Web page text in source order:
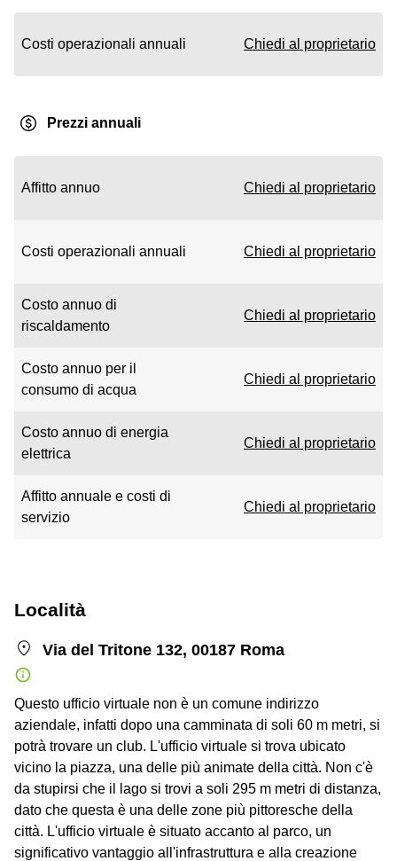
Costi operazionali annuali Chiedi al proprietario
Prezzi annuali
Affitto annuo Chiedi al proprietario
Costi operazionali annuali Chiedi al proprietario
Costo annuo di
riscaldamento
Chiedi al proprietario
Costo annuo per il
consumo di acqua
Chiedi al proprietario
Costo annuo di energia
elettrica
Chiedi al proprietario
Affitto annuale e costi di
servizio
Chiedi al proprietario
Località
Via del Tritone 132, 00187 Roma
Questo ufficio virtuale non è un comune indirizzo
aziendale, infatti dopo una camminata di soli 60 m metri, si
potrà trovare un club. L'ufficio virtuale si trova ubicato
vicino la piazza, una delle più animate della città. Non c'è
da stupirsi che il lago si trovi a soli 295 m metri di distanza,
dato che questa è una delle zone più pittoresche della
città. L'ufficio virtuale è situato accanto al parco, un
significativo vantaggio all'infrastruttura e alla creazione